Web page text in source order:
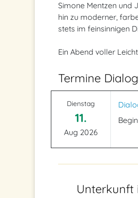
Simone Mentzen und
hin zu moderner,
stets im feinsinnigen
Ein Abend voller
Termine
Dienstag
11.
Aug 2026
Unterkunft